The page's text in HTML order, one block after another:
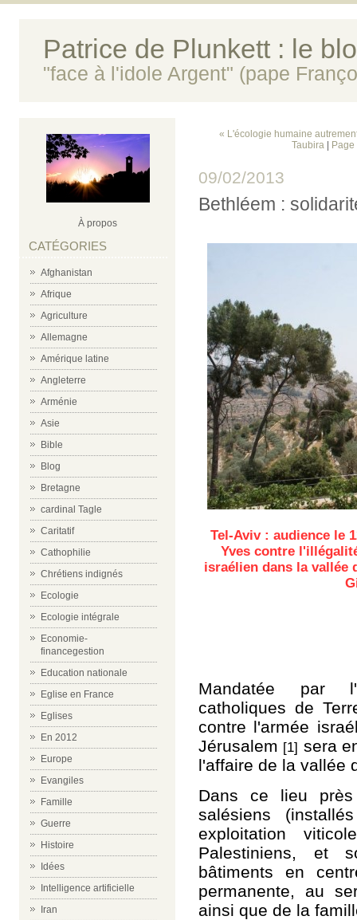
Patrice de Plunkett : le
"face à l'idole Argent" (pape
À propos
CATÉGORIES
Afghanistan
Afrique
Agriculture
Allemagne
Amérique latine
Angleterre
Arménie
Asie
Bible
Blog
Bretagne
cardinal Tagle
Caritatif
Cathophilie
Chrétiens indignés
Ecologie
Ecologie intégrale
Economie-
financegestion
Education nationale
Eglise en France
Eglises
En 2012
Europe
Evangiles
Famille
Guerre
Histoire
Idées
Intelligence artificielle
Iran
« L'écologie humaine
Taubira
09/02/2013
Bethléem :
Tel-Aviv : audience le
Yves contre
israélien dans la vallée
Mandatée par
catholiques de
contre l'armée
Jérusalem [1] sera
l'affaire de la vallée
Dans ce lieu
salésiens
exploitation
Palestiniens, et
bâtiments en
permanente, au
ainsi que de la